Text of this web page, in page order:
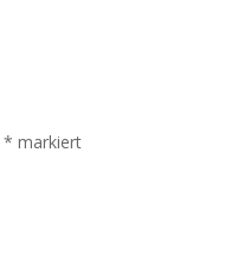
* markiert